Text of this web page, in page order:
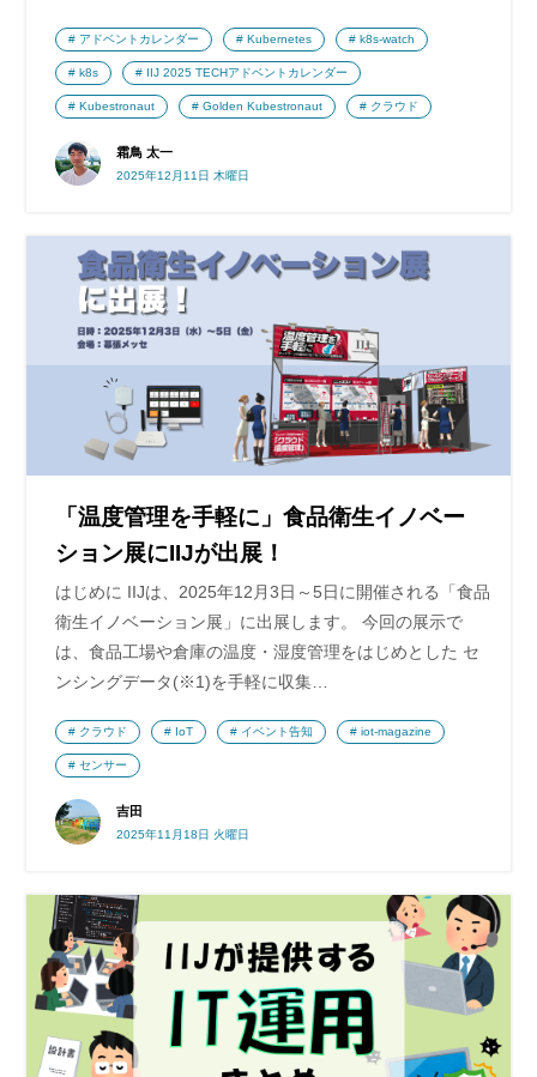
霜鳥 太一
2025年12月11日 木曜日
アドベントカレンダー Kubernetes k8s-watch
k8s IIJ 2025 TECHアドベントカレンダー
Kubestronaut Golden Kubestronaut クラウド
「温度管理を手軽に」食品衛生イノベー
ション展にIIJが出展！
はじめに IIJは、2025年12月3日～5日に開催される「食品
衛生イノベーション展」に出展します。 今回の展示で
は、食品工場や倉庫の温度・湿度管理をはじめとした セ
ンシングデータ(※1)を手軽に収集…
吉田
2025年11月18日 火曜日
クラウド IoT イベント告知 iot-magazine
センサー